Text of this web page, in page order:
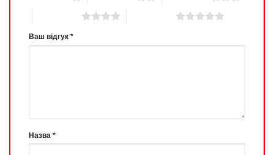
Ваш відгук *
Назва *